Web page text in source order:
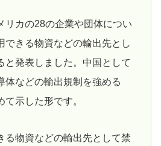
リカの28の企業や団体につい
できる物資などの輸出先とし
と発表しました。中国として
体などの輸出規制を強める
示した形です。
る物資などの輸出先として禁